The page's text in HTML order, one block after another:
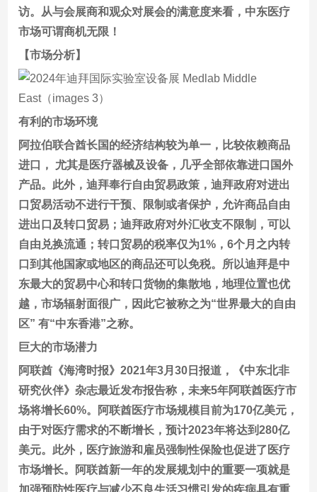
访。从与会展商和观众对展会的满意度来看，中东医疗
市场可谓商机无限！
【市场分析】
有利的市场环境
阿拉伯联合酋长国的经济结构较为单一，比较依赖商品
进口， 尤其是医疗器械及设备，几乎全部依靠进口国外
产品。此外，迪拜奉行自由贸易政策，迪拜政府对进出
口贸易活动不进行干预、限制或者保护，允许商品自由
进出口及转口贸易；迪拜政府对外汇收支不限制，可以
自由兑换流通；转口贸易的税率仅为1%，6个月之内转
口到其他国家或地区的商品还可以免税。所以迪拜是中
东最大的贸易中心和转口货物的集散地，地理位置也优
越，市场辐射面很广，因此它被称之为“世界最大的自由
区” 有“中东香港”之称。
巨大的市场潜力
阿联酋《海湾时报》2021年3月30日报道，《中东北非
研究伙伴》杂志最近发布报告称，未来5年阿联酋医疗市
场将增长60%。阿联酋医疗市场规模目前为170亿美元，
由于对医疗需求的不断增长，预计2023年将达到280亿
美元。此外，医疗旅游和雇员强制性保险也促进了医疗
市场增长。阿联酋新一年的发展规划中的重要一项就是